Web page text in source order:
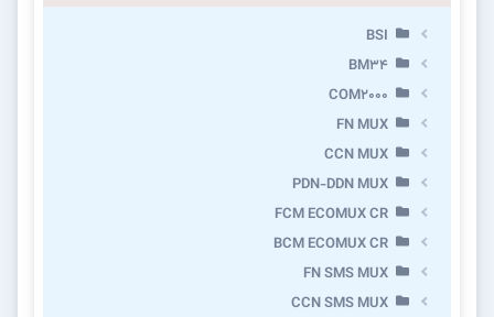
BSI
BM34
COM2000
FN MUX
CCN MUX
PDN-DDN MUX
FCM ECOMUX CR
BCM ECOMUX CR
FN SMS MUX
CCN SMS MUX